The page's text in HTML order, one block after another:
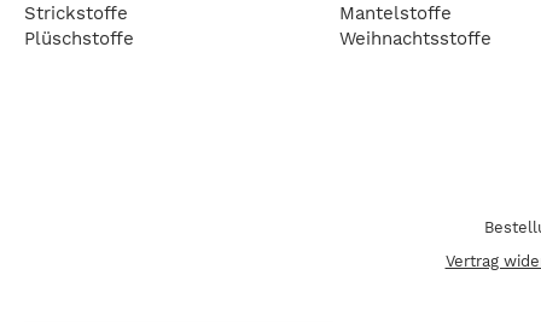
Strickstoffe
Plüschstoffe
Mantelstoffe
Weihnachtsstoffe
Vertrag